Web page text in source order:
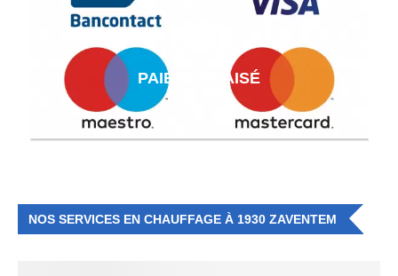
PAIEMENT AISÉ
NOS SERVICES EN CHAUFFAGE À 1930 ZAVENTEM